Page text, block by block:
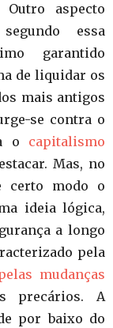
aspecto
essa
garantido
de liquidar os
mais antigos
se contra o
o capitalismo
Mas, no
certo modo o
ideia lógica,
a longo
pela
mudanças
precários. A
por baixo do